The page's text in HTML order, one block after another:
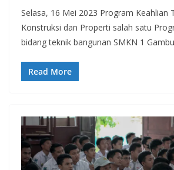
Selasa, 16 Mei 2023 Program Keahlian
Konstruksi dan Properti salah satu
bidang teknik bangunan SMKN 1
Read More